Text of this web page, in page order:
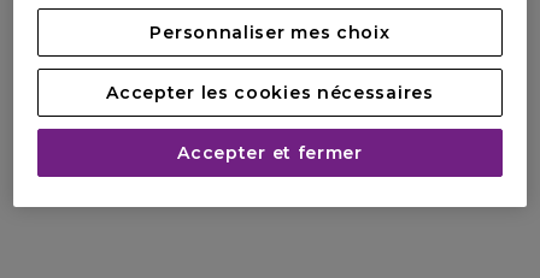
issus de forêts bien gérées.
- Tube composé de minimum 26% de matière recyclée
¹se référer aux consignes de tri locale
Personnaliser mes choix
Accepter les cookies nécessaires
Accepter et fermer